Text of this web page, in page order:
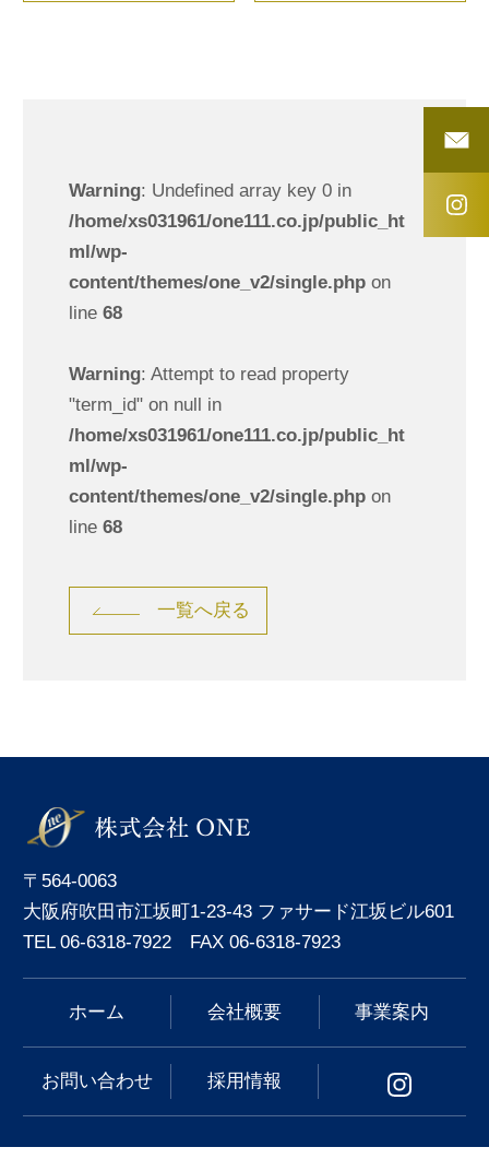
Warning: Undefined array key 0 in
/home/xs031961/one111.co.jp/public_ht
ml/wp-
content/themes/one_v2/single.phpon
line 68
Warning: Attempt to read property
"term_id" on null in
/home/xs031961/one111.co.jp/public_ht
ml/wp-
content/themes/one_v2/single.phpon
line 68
一覧へ戻る
〒564-0063
大阪府吹田市江坂町1-23-43 ファサード江坂ビル601
TEL 06-6318-7922 FAX 06-6318-7923
ホーム 会社概要 事業案内
お問い合わせ 採用情報